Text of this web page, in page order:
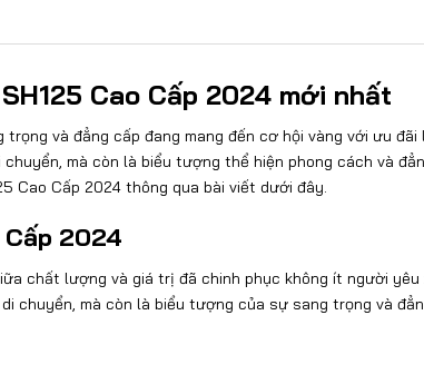
Cao Cấp 2024 mới nhất
và đẳng cấp đang mang đến cơ hội vàng với ưu đãi
mà còn là biểu tượng thể hiện phong cách và
Cao Cấp 2024 thông qua bài viết dưới đây.
Cấp 2024
chất lượng và giá trị đã chinh phục không ít người yêu
chuyển, mà còn là biểu tượng của sự sang trọng và